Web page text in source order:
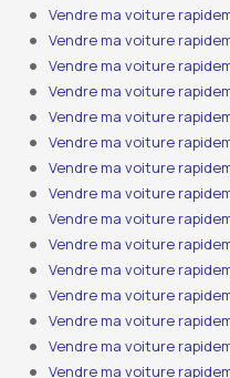
Vendre ma voiture
Vendre ma voiture
Vendre ma voiture
Vendre ma voiture
Vendre ma voiture
Vendre ma voiture
Vendre ma voiture
Vendre ma voiture
Vendre ma voiture
Vendre ma voiture
Vendre ma voiture
Vendre ma voiture
Vendre ma voiture
Vendre ma voiture
Vendre ma voiture